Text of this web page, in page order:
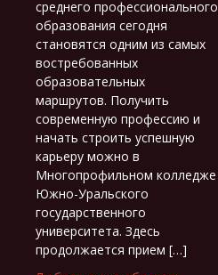
среднего профессионального
образования сегодня
становятся одним из самых
востребованных
образовательных
маршрутов. Получить
современную профессию и
начать строить успешную
карьеру можно в
Многопрофильном колледже
Южно-Уральского
государственного
университета. Здесь
продолжается прием […]